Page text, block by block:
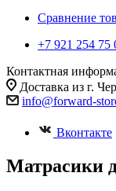
Сравнение
+7 921 254 75
Контактная
Доставка из г.
info@forward-
Вконтакте
Матрасики